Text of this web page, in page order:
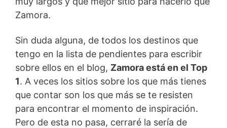
Zamora.
Sin duda alguna, de todos los destinos que
tengo en la lista de pendientes para escribir
sobre ellos en el blog, Zamora está en el Top
1. A veces los sitios sobre los que más tienes
que contar son los que más se te resisten
para encontrar el momento de inspiración.
Pero de esta no pasa, cerraré la sería de